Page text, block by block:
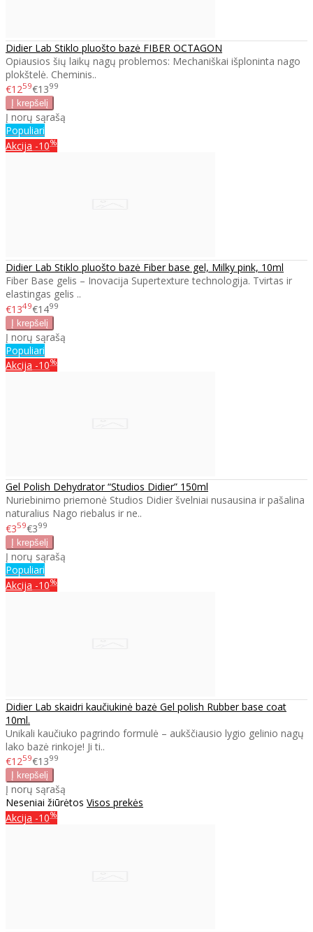
Didier Lab Stiklo pluošto bazė FIBER OCTAGON
Opiausios šių laikų nagų problemos: Mechaniškai išploninta nago
plokštelė. Cheminis..
€1259€1399
Į norų sąrašą
Populiari
Akcija -10%
Didier Lab Stiklo pluošto bazė Fiber base gel, Milky pink, 10ml
Fiber Base gelis – Inovacija Supertexture technologija. Tvirtas ir
elastingas gelis ..
€1349€1499
Į norų sąrašą
Populiari
Akcija -10%
Gel Polish Dehydrator “Studios Didier” 150ml
Nuriebinimo priemonė Studios Didier švelniai nusausina ir pašalina
naturalius Nago riebalus ir ne..
€359€399
Į norų sąrašą
Populiari
Akcija -10%
Didier Lab skaidri kaučiukinė bazė Gel polish Rubber base coat
10ml.
Unikali kaučiuko pagrindo formulė – aukščiausio lygio gelinio nagų
lako bazė rinkoje! Ji ti..
€1259€1399
Į norų sąrašą
Neseniai žiūrėtos Visos prekės
Akcija -10%